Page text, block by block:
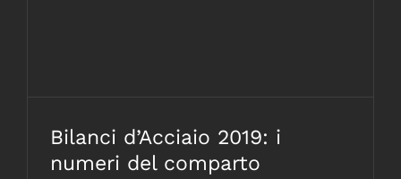
Bilanci d’Acciaio 2019: i
numeri del comparto